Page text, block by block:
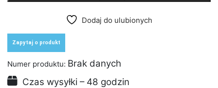
poliuretanowych
Dodaj do ulubionych
Zapytaj o produkt
Numer produktu: Brak danych
Czas wysyłki – 48 godzin